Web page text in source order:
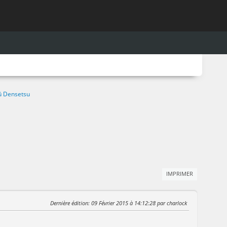
Densetsu
IMPRIMER
Dernière édition: 09 Février 2015 à 14:12:28 par charlock